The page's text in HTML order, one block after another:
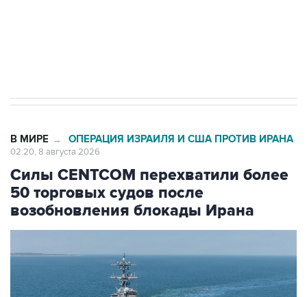
В МИРЕ → ОПЕРАЦИЯ ИЗРАИЛЯ И США ПРОТИВ ИРАНА
02:20, 8 августа 2026
Силы CENTCOM перехватили более
50 торговых судов после
возобновления блокады Ирана